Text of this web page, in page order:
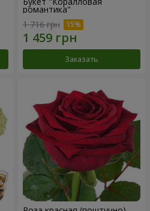
романтика"
1 716 грн
Заказать